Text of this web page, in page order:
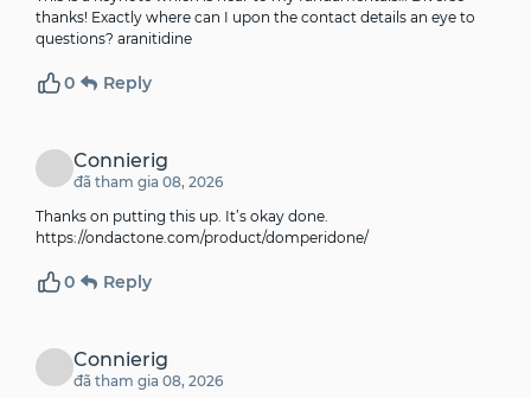
thanks! Exactly where can I upon the contact details an eye to
questions? aranitidine
0 Reply
Connierig
đã tham gia 08, 2026
Thanks on putting this up. It’s okay done.
https://ondactone.com/product/domperidone/
0 Reply
Connierig
đã tham gia 08, 2026